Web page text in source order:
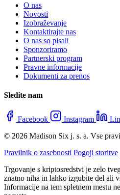
O nas
Novosti
Izobraževanje
Kontaktirajte nas
O nas so pisali
Sponzoriramo
Partnerski program
Pravne informacije
Dokumenti za prenos
Sledite nam
Facebook Instagram
© 2026 Madison Six j. s. a. Vse
Pravilnik o zasebnosti Pogoji storitve
Trgovanje s kriptosredstvi je zelo
znatno niha in lahko izgubite del ali
Informacije na tem spletnem mestu